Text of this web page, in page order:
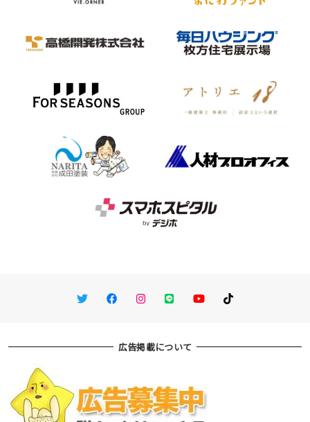
TwitterFacebookInstagram
LINE You TubeTikTok
広告掲載について